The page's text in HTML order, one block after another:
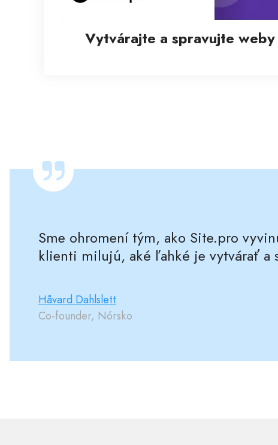
Vytvárajte a spravujte
Sme ohromení tým, ako Site.pro
klienti milujú, aké ľahké je vytvárať a
Håvard Dahlslett
Co-founder, Nórsko